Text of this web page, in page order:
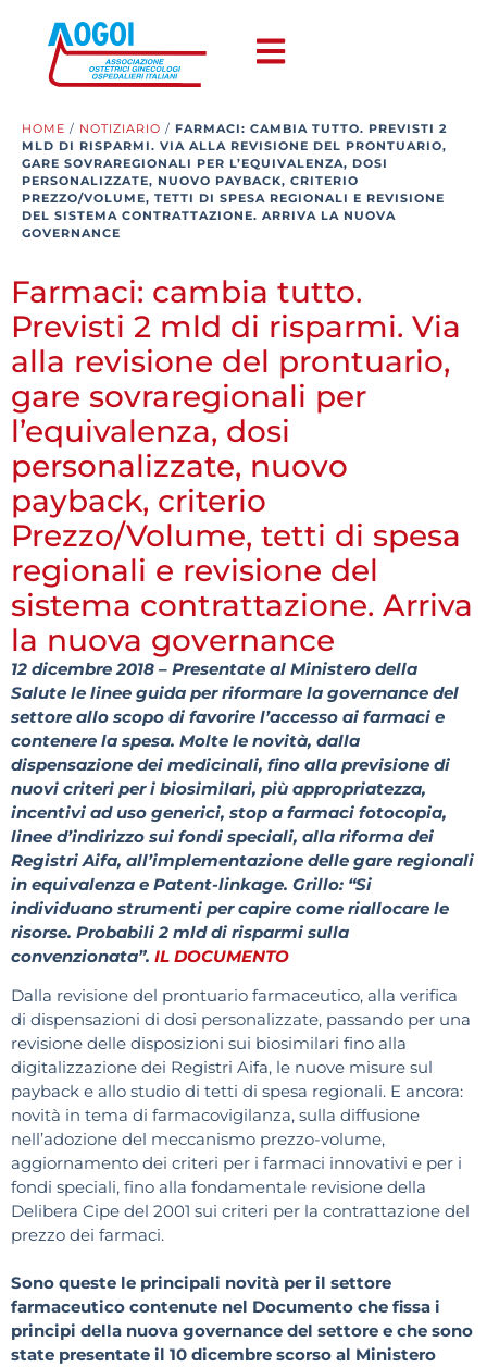
HOME / NOTIZIARIO / FARMACI: CAMBIA TUTTO. PREVISTI 2
MLD DI RISPARMI. VIA ALLA REVISIONE DEL PRONTUARIO,
GARE SOVRAREGIONALI PER L’EQUIVALENZA, DOSI
PERSONALIZZATE, NUOVO PAYBACK, CRITERIO
PREZZO/VOLUME, TETTI DI SPESA REGIONALI E REVISIONE
DEL SISTEMA CONTRATTAZIONE. ARRIVA LA NUOVA
GOVERNANCE
Farmaci: cambia tutto.
Previsti 2 mld di risparmi. Via
alla revisione del prontuario,
gare sovraregionali per
l’equivalenza, dosi
personalizzate, nuovo
payback, criterio
Prezzo/Volume, tetti di spesa
regionali e revisione del
sistema contrattazione. Arriva
la nuova governance
12 dicembre 2018 – Presentate al Ministero della
Salute le linee guida per riformare la governance del
settore allo scopo di favorire l’accesso ai farmaci e
contenere la spesa. Molte le novità, dalla
dispensazione dei medicinali, fino alla previsione di
nuovi criteri per i biosimilari, più appropriatezza,
incentivi ad uso generici, stop a farmaci fotocopia,
linee d’indirizzo sui fondi speciali, alla riforma dei
Registri Aifa, all’implementazione delle gare regionali
in equivalenza e Patent-linkage. Grillo: “Si
individuano strumenti per capire come riallocare le
risorse. Probabili 2 mld di risparmi sulla
convenzionata”. IL DOCUMENTO
Dalla revisione del prontuario farmaceutico, alla verifica
di dispensazioni di dosi personalizzate, passando per una
revisione delle disposizioni sui biosimilari fino alla
digitalizzazione dei Registri Aifa, le nuove misure sul
payback e allo studio di tetti di spesa regionali. E ancora:
novità in tema di farmacovigilanza, sulla diffusione
nell’adozione del meccanismo prezzo-volume,
aggiornamento dei criteri per i farmaci innovativi e per i
fondi speciali, fino alla fondamentale revisione della
Delibera Cipe del 2001 sui criteri per la contrattazione del
prezzo dei farmaci.
Sono queste le principali novità per il settore
farmaceutico contenute nel Documento che fissa i
principi della nuova governance del settore e che sono
state presentate il 10 dicembre scorso al Ministero